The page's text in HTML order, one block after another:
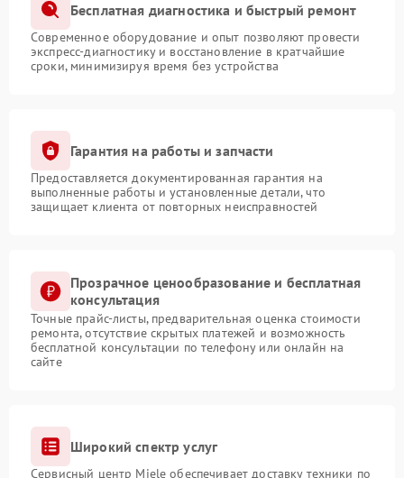
Бесплатная диагностика и быстрый ремонт
Современное оборудование и опыт позволяют провести
экспресс-диагностику и восстановление в кратчайшие
сроки, минимизируя время без устройства
Гарантия на работы и запчасти
Предоставляется документированная гарантия на
выполненные работы и установленные детали, что
защищает клиента от повторных неисправностей
Прозрачное ценообразование и бесплатная
консультация
Точные прайс-листы, предварительная оценка стоимости
ремонта, отсутствие скрытых платежей и возможность
бесплатной консультации по телефону или онлайн на
сайте
Широкий спектр услуг
Сервисный центр Miele обеспечивает доставку техники по